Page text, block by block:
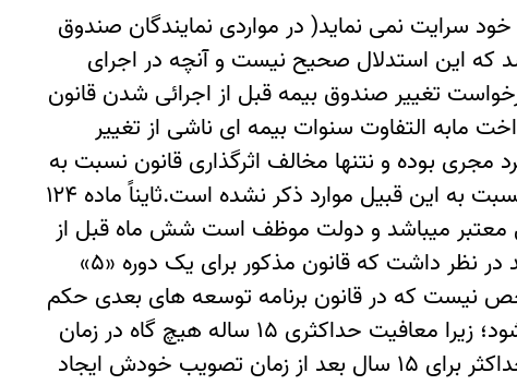
سرایت نمی نماید( در مواردی نمایندگان صندوق
که این استدلال صحیح نیست و آنچه در اجرای
به بعد صورت گیرد حتی اگر تاریخ درخواست تغییر صندوق بیمه قبل از اجرائی شدن قانون
مابه التفاوت سنوات بیمه ای ناشی از تغییر
بوده و نتنها مخالف اثرگذاری قانون نسبت به
آینده نیست بلکه با آن موافق است علاوه بر این در خود قانون نیز استثنائی برای عدم تسری حکم قانون نسبت به این قبیل موارد ذکر نشده است.ثایناً ماده ۱۲۴
معتبر ميباشد و دولت موظف است شش ماه قبل از
پايان اعتبار اين قانون لايحه برنامه پنجساله هفتم را به مجلس شوراي اسلامي ارائه نمايد…..» بنابراین باید در نظر داشت که قانون مذکور برای یک دوره «۵»
نیست که در قانون برنامه توسعه های بعدی حکم
این ماده مجدداً تکرار گردد، بنابراین پذیرش استدلال مخالف منجر به عدم اجرای کامل قانون مذکور می شود؛ زیرا معافیت حداکثری ۱۵ ساله هیچ گاه در زمان
حکومت یک قانون ۵ ساله ایجاد نخواهد شد و به دلالت عقلی، نمی توان پذیرفت که قانونی معافیتی را حداکثر برای ۱۵ سال بعد از زمان تصویب خودش ایجاد